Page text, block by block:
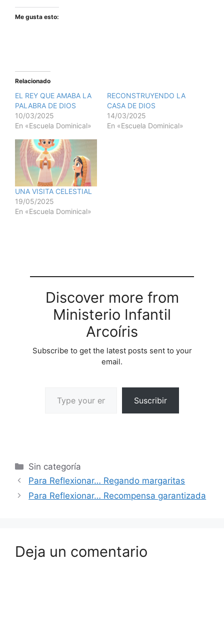
Me gusta esto:
Relacionado
EL REY QUE AMABA LA
PALABRA DE DIOS
10/03/2025
En «Escuela Dominical»
RECONSTRUYENDO LA
CASA DE DIOS
14/03/2025
En «Escuela Dominical»
UNA VISITA CELESTIAL
19/05/2025
En «Escuela Dominical»
Discover more from
Ministerio Infantil
Arcoíris
Subscribe to get the latest posts sent to your
email.
Suscribir
Sin categoría
Para Reflexionar… Regando margaritas
Para Reflexionar… Recompensa garantizada
Deja un comentario